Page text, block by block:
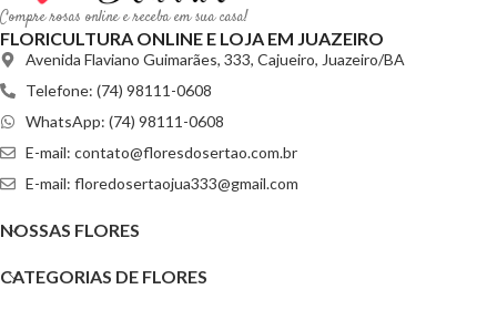
Compre rosas online e receba em sua casa!
FLORICULTURA ONLINE E LOJA EM JUAZEIRO
Avenida Flaviano Guimarães, 333, Cajueiro, Juazeiro/BA
Telefone: (74) 98111-0608
WhatsApp: (74) 98111-0608
E-mail: contato@floresdosertao.com.br
E-mail: floredosertaojua333@gmail.com
NOSSAS FLORES
CATEGORIAS DE FLORES